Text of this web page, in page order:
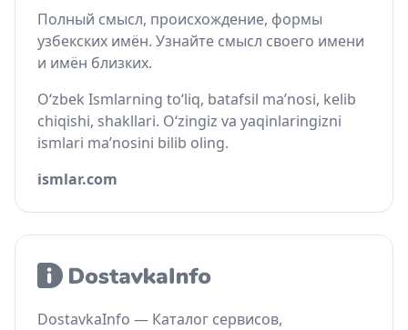
Полный смысл, происхождение, формы
узбекских имён. Узнайте смысл своего имени
и имён близких.
O‘zbek Ismlarning to‘liq, batafsil ma’nosi, kelib
chiqishi, shakllari. O‘zingiz va yaqinlaringizni
ismlari ma’nosini bilib oling.
ismlar.com
DostavkaInfo — Каталог сервисов,